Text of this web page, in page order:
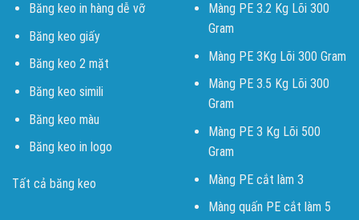
Băng keo in hàng dễ vỡ
Băng keo giấy
Băng keo 2 mặt
Băng keo simili
Băng keo màu
Băng keo in logo
Tất cả băng keo
Màng PE 3.2 Kg Lõi 300
Gram
Màng PE 3Kg Lõi 300 Gram
Màng PE 3.5 Kg Lõi 300
Gram
Màng PE 3 Kg Lõi 500
Gram
Màng PE cắt làm 3
Màng quấn PE cắt làm 5